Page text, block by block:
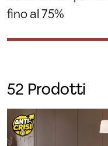
fino al 75%
52 Prodotti